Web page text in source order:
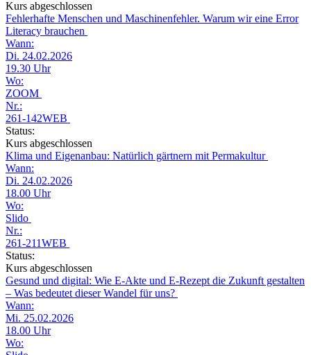
Kurs abgeschlossen
Fehlerhafte Menschen und Maschinenfehler. Warum wir eine Error
Literacy brauchen
Wann:
Di. 24.02.2026
19.30 Uhr
Wo:
ZOOM
Nr.:
261-142WEB
Status:
Kurs abgeschlossen
Klima und Eigenanbau: Natürlich gärtnern mit Permakultur
Wann:
Di. 24.02.2026
18.00 Uhr
Wo:
Slido
Nr.:
261-211WEB
Status:
Kurs abgeschlossen
Gesund und digital: Wie E-Akte und E-Rezept die Zukunft gestalten
– Was bedeutet dieser Wandel für uns?
Wann:
Mi. 25.02.2026
18.00 Uhr
Wo: